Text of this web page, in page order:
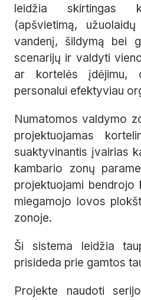
leidžia skirtingas
(apšvietimą,
vandenį, šildymą bei
scenarijų ir valdyti
ar kortelės įdėjimu,
personalui efektyviau
Numatomos valdymo
projektuojamas
suaktyvinantis įvairias
kambario zonų
projektuojami bendrojo
miegamojo lovos
zonoje.
Ši sistema leidžia
prisideda prie gamtos
Projekte naudoti